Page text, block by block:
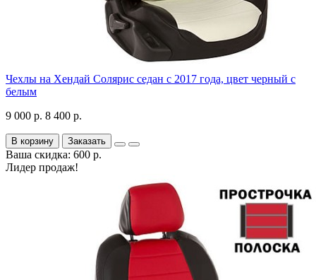
Чехлы на Хендай Солярис седан с 2017 года, цвет черный с
белым
9 000 р. 8 400 р.
В корзину Заказать
Ваша скидка: 600 р.
Лидер продаж!